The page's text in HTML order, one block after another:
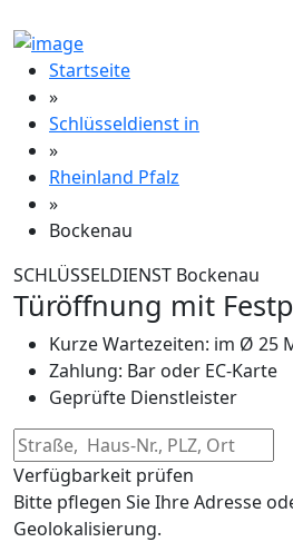
Startseite
»
Schlüsseldienst in
»
Rheinland Pfalz
»
Bockenau
SCHLÜSSELDIENST Bockenau
Türöffnung mit
Kurze Wartezeiten: im Ø 25
Zahlung: Bar oder EC-Karte
Geprüfte Dienstleister
Verfügbarkeit prüfen
Bitte pflegen Sie Ihre Adresse
Geolokalisierung.